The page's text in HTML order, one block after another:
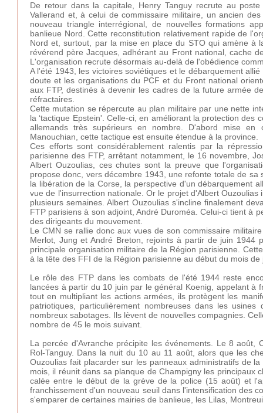
De retour dans la capitale, Henry Tanguy recrute au
Vallerand et, à celui de commissaire militaire, un ancien
nouveau triangle interrégional, de nouvelles formations
banlieue Nord. Cette reconstitution relativement rapide de
Nord et, surtout, par la mise en place du STO qui amène à
révérend père Jacques, adhérant au Front national, cache
L'organisation recrute désormais au-delà de l'obédience
A l'été 1943, les victoires soviétiques et le débarquement
doute et les organisations du PCF et du Front national
aux FTP, destinés à devenir les cadres de la future armée
réfractaires.
Cette mutation se répercute au plan militaire par une nette
la ‘tactique Epstein'. Celle-ci, en améliorant la protection
allemands très supérieurs en nombre. D'abord mise en
Manouchian, cette tactique est ensuite étendue à la province.
Ces efforts sont considérablement ralentis par la
parisienne des FTP, arrêtant notamment, le 16 novembre,
Albert Ouzoulias, ces chutes sont la preuve que
propose donc, vers décembre 1943, une refonte totale de
la libération de la Corse, la perspective d'un débarquement
vue de l'insurrection nationale. Or le projet d'Albert
plusieurs semaines. Albert Ouzoulias s'incline finalement
FTP parisiens à son adjoint, André Duroméa. Celui-ci tient à
des dirigeants du mouvement.
Le CMN se rallie donc aux vues de son commissaire
Merlot, Jung et André Breton, rejoints à partir de juin 1944
principale organisation militaire de la Région parisienne.
à la tête des FFI de la Région parisienne au début du mois
Le rôle des FTP dans les combats de l'été 1944 reste
lancées à partir du 10 juin par le général Koenig, appelant à
tout en multipliant les actions armées, ils protègent les
patriotiques, particulièrement nombreuses dans les
nombreux sabotages. Ils lèvent de nouvelles compagnies.
nombre de 45 le mois suivant.
La percée d'Avranche précipite les événements. Le 8 août,
Rol-Tanguy. Dans la nuit du 10 au 11 août, alors que les
Ouzoulias fait placarder sur les panneaux administratifs de
mois, il réunit dans sa planque de Champigny les
calée entre le début de la grève de la police (15 août) et
franchissement d'un nouveau seuil dans l'intensification des
s'emparer de certaines mairies de banlieue, les Lilas,